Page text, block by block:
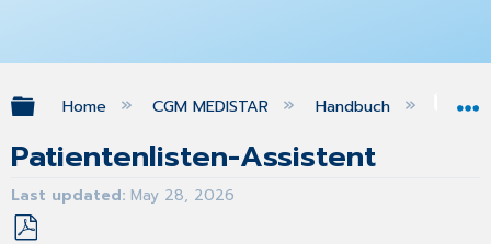
Expand/collapse global hierarchy
Home CGM MEDISTAR Handbuch
Patientenlisten-Assistent
Last updated May 28, 2026